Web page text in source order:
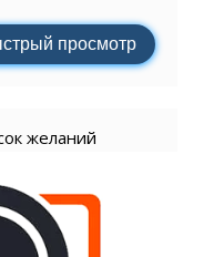
просмотр
желаний